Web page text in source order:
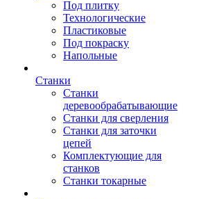
Под плитку
Технологические
Пластиковые
Под покраску
Напольные
Станки
Станки
деревообрабатывающие
Станки для сверления
Станки для заточки
цепей
Комплектующие для
станков
Станки токарные